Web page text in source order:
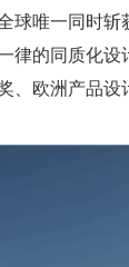
球唯一同时斩
律的同质化
、欧洲产品